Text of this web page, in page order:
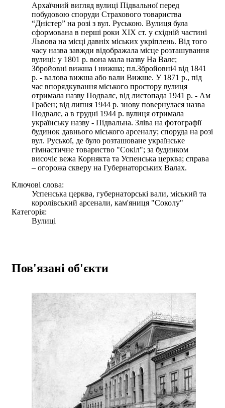
Архаїчний вигляд вулиці Підвальної перед
побудовою споруди Страхового товариства
“Дністер” на розі з вул. Руською. Вулиця була
сформована в перші роки ХІХ ст. у східній частині
Львова на місці давніх міських укріплень. Від того
часу назва завжди відображала місце розташування
вулиці: у 1801 р. вона мала назву На Валє;
Збройовні вижша і нижша; пл.Збройовні4 від 1841
р. - валова вижша або вали Вижше. У 1871 р., під
час впорядкування міського простору вулиця
отримала назву Подвалє, від листопада 1941 р. - Ам
Грабен; від липня 1944 р. знову повернулася назва
Подвалє, а в грудні 1944 р. вулиця отримала
українську назву - Підвальна. Зліва на фотографії
будинок давнього міського арсеналу; споруда на розі
вул. Руської, де було розташоване українське
гімнастичне товариство "Сокіл"; за будинком
височіє вежа Корнякта та Успенська церква; справа
– огорожа скверу на Губернаторських Валах.
Ключові слова:
Успенська церква, губернаторські вали, міський та
королівський арсенали, кам'яниця "Соколу"
Категорія:
Вулиці
Пов'язані об'єкти